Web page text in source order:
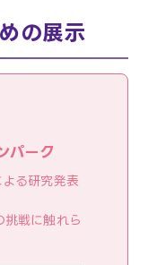
の展示
パーク
る研究発表
挑戦に触れら